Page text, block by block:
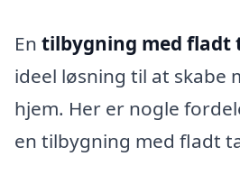
En tilbygning med fladt
ideel løsning til at skabe
hjem. Her er nogle
en tilbygning med fladt